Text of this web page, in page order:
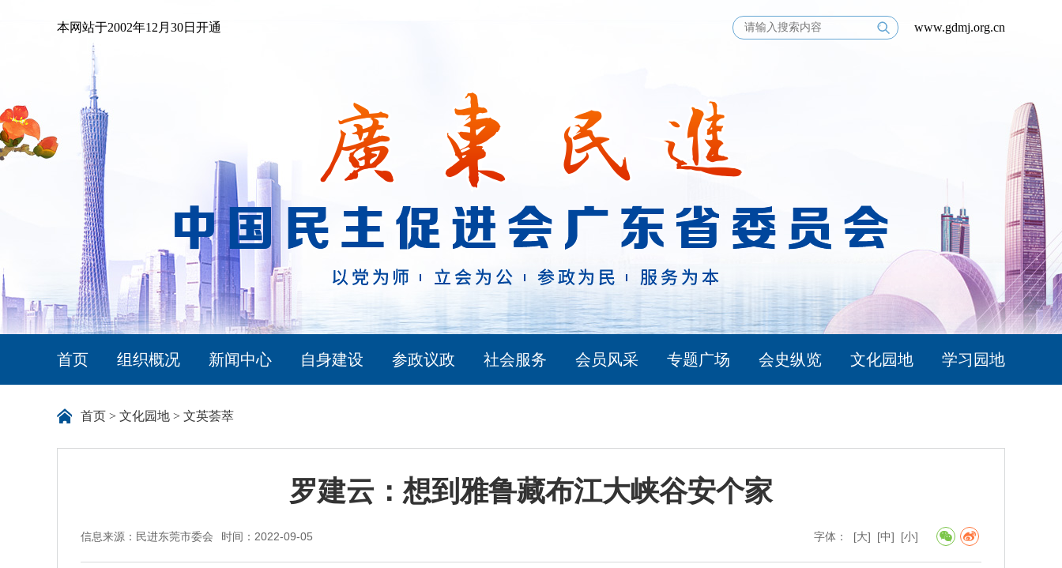
本网站于2002年12月30日开通 www.gdmj.org.cn
首页 组织概况 新闻中心 自身建设 参政议政 社会服务 会员风采 专题广场 会史纵览 文化园地 学习园地
首页 > 文化园地 > 文英荟萃
罗建云：想到雅鲁藏布江大峡谷安个家
信息来源：民进东莞市委会 时间：2022-09-05 字体： [大] [中] [小]